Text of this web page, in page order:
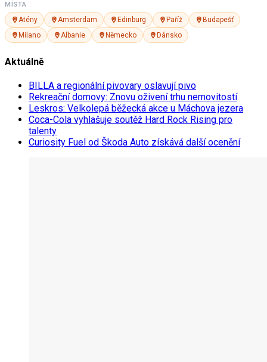
MÍSTA
Atény Amsterdam Edinburg Paříž
Budapešť
Milano
Albanie Německo Dánsko
Aktuálně
BILLA a regionální pivovary oslavují pivo
Rekreační domovy: Znovu oživení trhu nemovitostí
Leskros: Velkolepá běžecká akce u Máchova jezera
Coca-Cola vyhlašuje soutěž Hard Rock Rising pro
talenty
Curiosity Fuel od Škoda Auto získává další ocenění